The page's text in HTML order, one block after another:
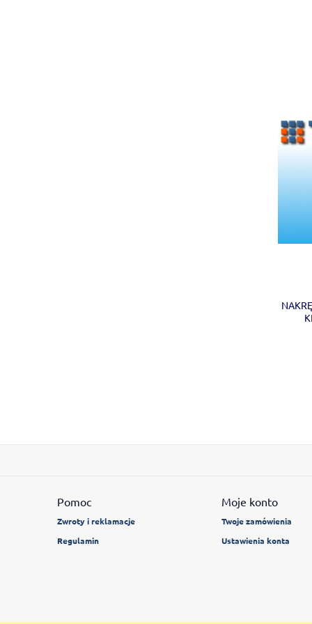
Pomoc
Zwroty i reklamacje
Regulamin
Moje konto
Twoje zamówienia
Ustawienia konta